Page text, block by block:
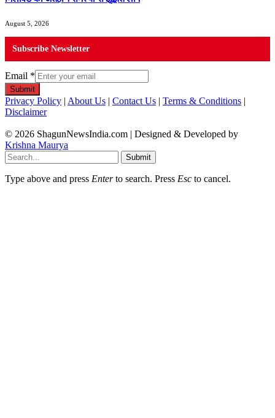
August 5, 2026
Subscribe Newsletter
Email *
Submit
Privacy Policy | About Us | Contact Us | Terms & Conditions |
Disclaimer
© 2026 ShagunNewsIndia.com | Designed & Developed by
Krishna Maurya
Submit
Type above and press Enterto search. Press Esc to cancel.